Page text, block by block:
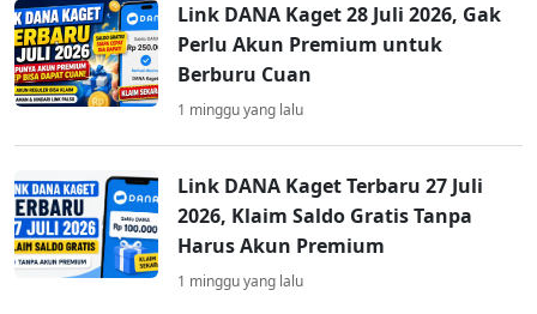
Link DANA Kaget 28 Juli 2026, Gak
Perlu Akun Premium untuk
Berburu Cuan
1 minggu yang lalu
Link DANA Kaget Terbaru 27 Juli
2026, Klaim Saldo Gratis Tanpa
Harus Akun Premium
1 minggu yang lalu